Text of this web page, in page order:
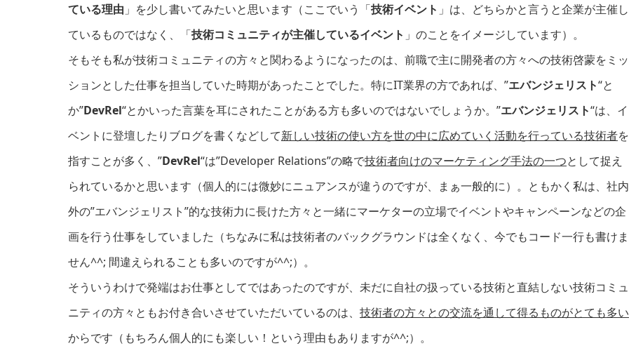
ている理由 」を少し書いてみたいと思います（ここでいう「技術イベント 」は、どちらかと言うと企業が主催し
ているものではなく、「技術コミュニティが主催しているイベント 」のことをイメージしています）。
そもそも私が技術コミュニティの方々と関わるようになったのは、前職で主に開発者の方々への技術啓蒙をミッ
ションとした仕事を担当していた時期があったことでした。特にIT業界の方であれば、”エバンジェリスト“と
か”DevRel“とかいった言葉を耳にされたことがある方も多いのではないでしょうか。”エバンジェリスト“は、イ
ベントに登壇したりブログを書くなどして新しい技術の使い方を世の中に広めていく活動を行っている技術者を
指すことが多く、”DevRel“は”Developer Relations”の略で技術者向けのマーケティング手法の一つとして捉え
られているかと思います（個人的には微妙にニュアンスが違うのですが、まぁ一般的に）。ともかく私は、社内
外の”エバンジェリスト”的な技術力に長けた方々と一緒にマーケターの立場でイベントやキャンペーンなどの企
画を行う仕事をしていました（ちなみに私は技術者のバックグラウンドは全くなく、今でもコード一行も書けま
せん^^; 間違えられることも多いのですが^^;）。
そういうわけで発端はお仕事としてではあったのですが、未だに自社の扱っている技術と直結しない技術コミュ
ニティの方々ともお付き合いさせていただいているのは、 技術者の方々との交流を通して得るものがとても多い
からです（もちろん個人的にも楽しい！という理由もありますが^^;）。